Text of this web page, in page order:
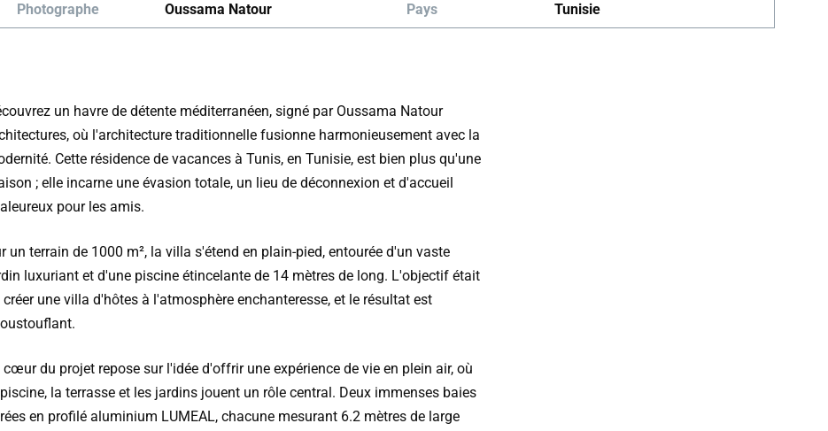
Photographe
Oussama Natour
Pays
Tunisie
un havre de détente méditerranéen, signé par Oussama Natour
où l'architecture traditionnelle fusionne harmonieusement avec la
Cette résidence de vacances à Tunis, en Tunisie, est bien plus qu'une
; elle incarne une évasion totale, un lieu de déconnexion et d'accueil
pour les amis.
un terrain de 1000 m², la villa s'étend en plain-pied, entourée d'un vaste
luxuriant et d'une piscine étincelante de 14 mètres de long. L'objectif était
créer une villa d'hôtes à l'atmosphère enchanteresse, et le résultat est
cœur du projet repose sur l'idée d'offrir une expérience de vie en plein air, où
la terrasse et les jardins jouent un rôle central. Deux immenses baies
en profilé aluminium LUMEAL, chacune mesurant 6.2 mètres de large